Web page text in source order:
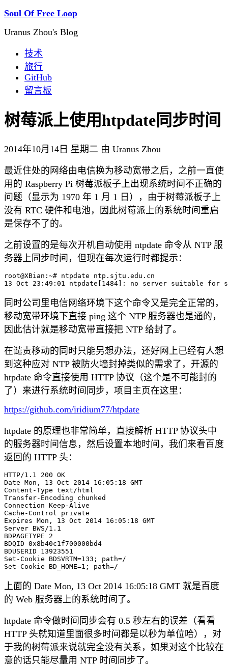
Soul Of Free Loop
Uranus Zhou's Blog
技术
旅行
GitHub
留言板
树莓派上使用htpdate同步时间
2014年10月14日 星期二 由 Uranus Zhou
最近住处的网络由电信换为移动宽带之后，之前一直使
用的 Raspberry Pi 树莓派板子上出现系统时间不正确的
问题（显示为 1970 年 1 月 1 日），由于树莓派板子上
没有 RTC 硬件和电池，因此树莓派上的系统时间重启
是保存不了的。
之前设置的是每次开机自动使用 ntpdate 命令从 NTP 服
务器上同步时间，但现在每次运行时都提示：
root@XBian:~# ntpdate ntp.sjtu.edu.cn
同时公司里电信网络环境下这个命令又是完全正常的，
移动宽带环境下直接 ping 这个 NTP 服务器也是通的，
因此估计就是移动宽带直接把 NTP 给封了。
在谴责移动的同时只能另想办法，还好网上已经有人想
到这种应对 NTP 被防火墙封掉类似的需求了，开源的
htpdate 命令直接使用 HTTP 协议（这个是不可能封的
了）来进行系统时间同步，项目主页在这里：
https://github.com/iridium77/htpdate
htpdate 的原理也非常简单，直接解析 HTTP 协议头中
的服务器时间信息，然后设置本地时间，我们来看百度
返回的 HTTP 头：
HTTP/1.1 200 OK
Date Mon, 13 Oct 2014 16:05:18 GMT
Content-Type text/html
Transfer-Encoding chunked
Connection Keep-Alive
Cache-Control private
Expires Mon, 13 Oct 2014 16:05:18 GMT
Server BWS/1.1
BDPAGETYPE 2
BDQID 0x8b40c1f700000bd4
BDUSERID 13923551
Set-Cookie BDSVRTM=133; path=/
上面的 Date Mon, 13 Oct 2014 16:05:18 GMT 就是百度
的 Web 服务器上的系统时间了。
htpdate 命令做时间同步会有 0.5 秒左右的误差（看看
HTTP 头就知道里面很多时间都是以秒为单位哈），对
于我的树莓派来说就完全没有关系，如果对这个比较在
意的话只能尽量用 NTP 时间同步了。